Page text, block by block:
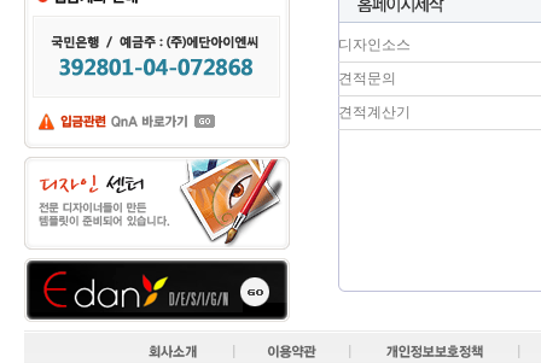
디자인소스
견적문의
견적계산기